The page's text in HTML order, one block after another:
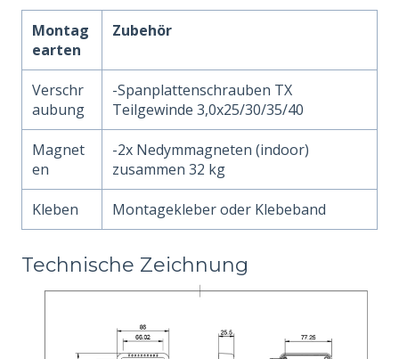
Montag
earten
Zubehör
Verschr
aubung
-Spanplattenschrauben TX
Teilgewinde 3,0x25/30/35/40
Magnet
en
-2x Nedymmagneten (indoor)
zusammen 32 kg
Kleben Montagekleber oder Klebeband
Technische Zeichnung